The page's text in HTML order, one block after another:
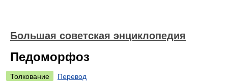
Большая советская энциклопедия
Педоморфоз
Толкование
Перевод